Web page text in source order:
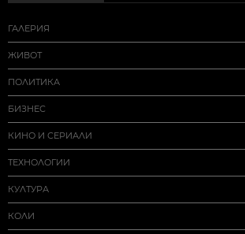
ГАЛЕРИЯ
ЖИВОТ
ПОЛИТИКА
БИЗНЕС
КИНО И СЕРИАЛИ
ТЕХНОЛОГИИ
КУЛТУРА
КОЛИ